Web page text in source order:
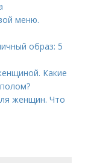
меню.
образ: 5
Какие
женщин. Что